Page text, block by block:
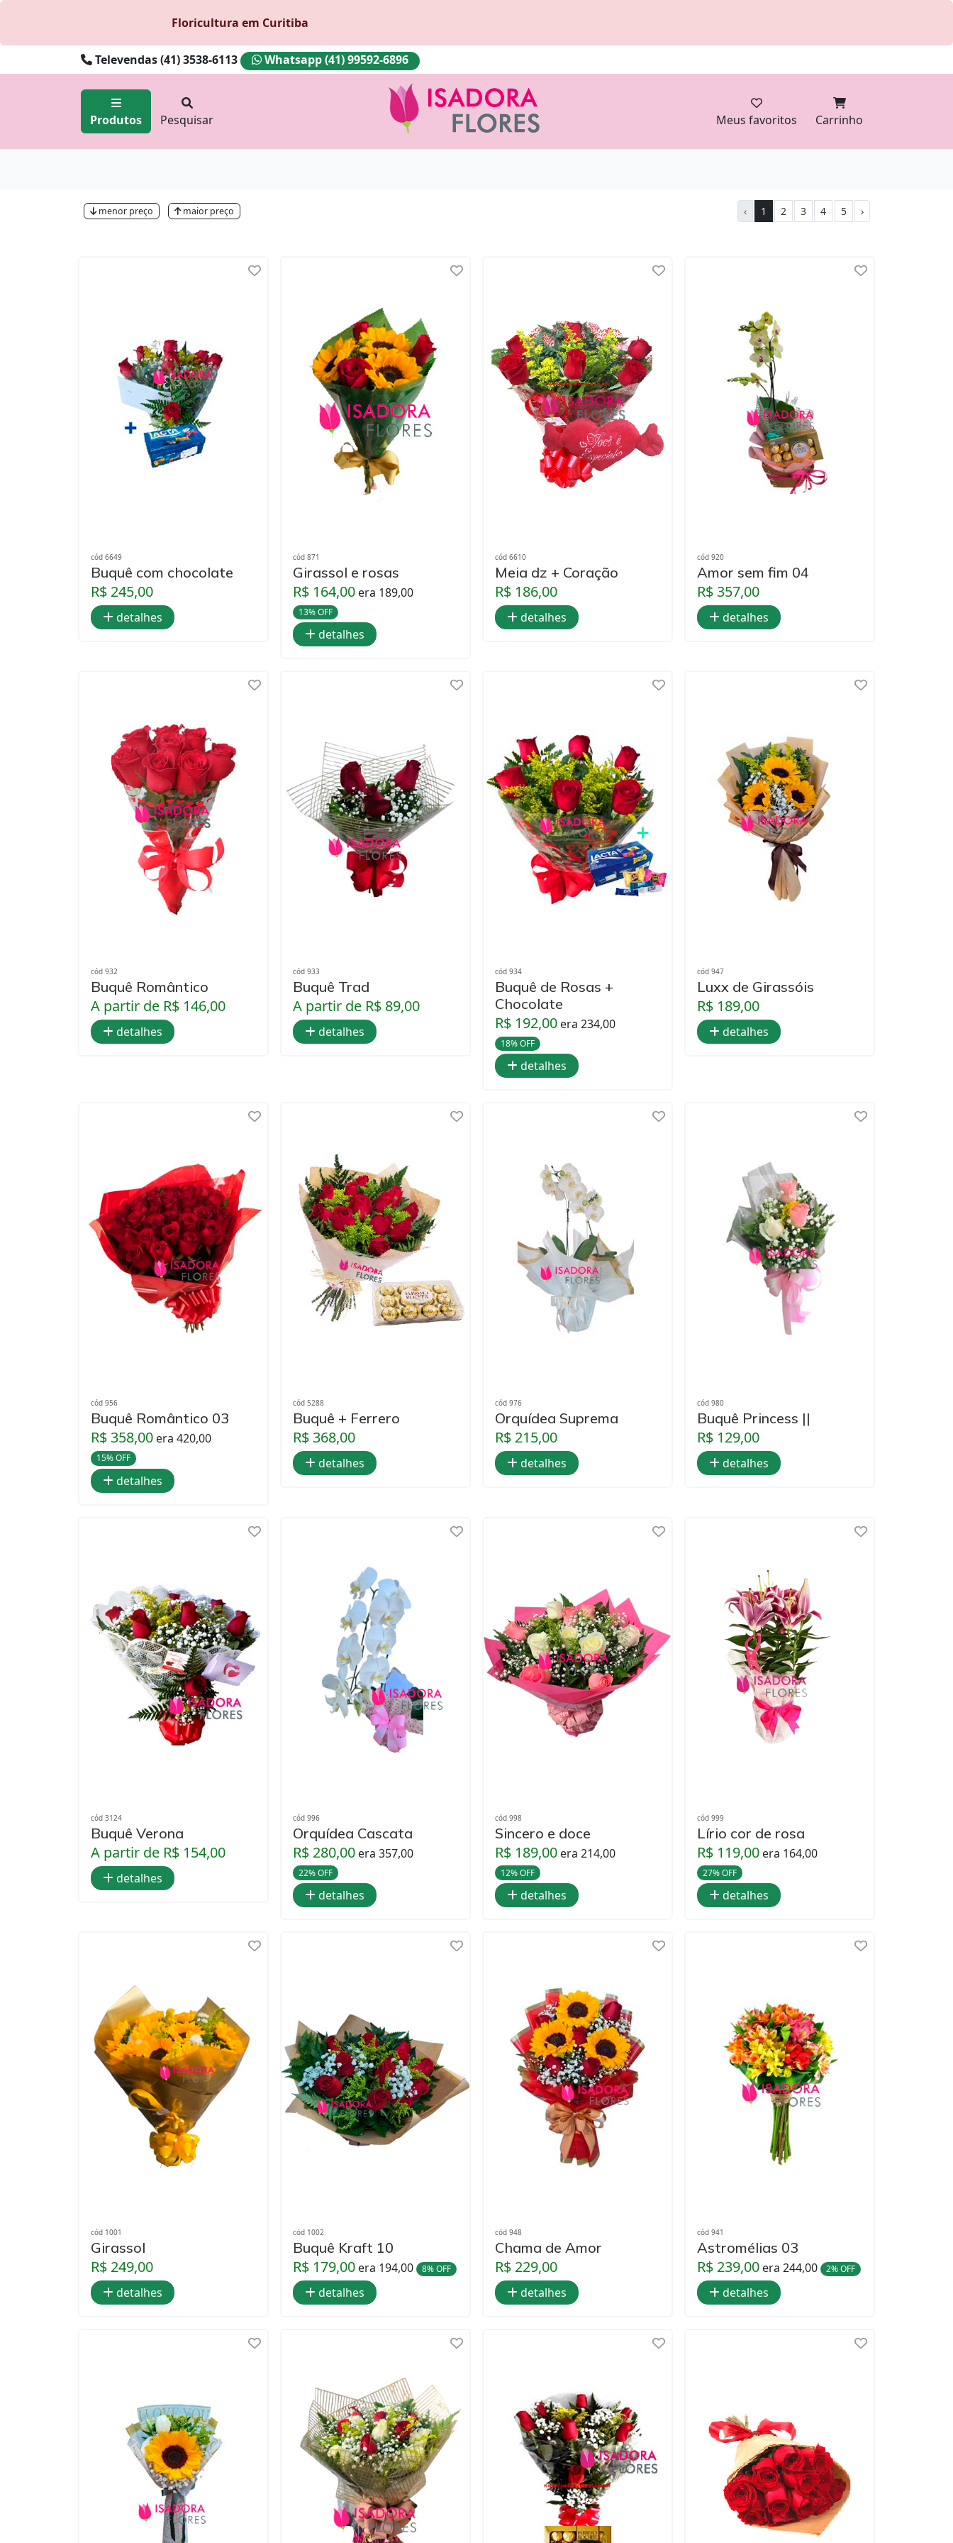
Floricultura em Curitiba
Televendas (41) 3538-6113 Whatsapp (41) 99592-6896
Produtos Pesquisar Meus favoritos Carrinho
menor preço maior preço ‹ 1 2 3 4 5 ›
cód 6649
Buquê com chocolate
R$ 245,00
detalhes
cód 871
Girassol e rosas
R$ 164,00 era 189,00
13% OFF
detalhes
cód 6610
Meia dz + Coração
R$ 186,00
detalhes
cód 920
Amor sem fim 04
R$ 357,00
detalhes
cód 932
Buquê Romântico
A partir de R$ 146,00
detalhes
cód 933
Buquê Trad
A partir de R$ 89,00
detalhes
cód 934
Buquê de Rosas +
Chocolate
R$ 192,00 era 234,00
18% OFF
detalhes
cód 947
Luxx de Girassóis
R$ 189,00
detalhes
cód 956
Buquê Romântico 03
R$ 358,00 era 420,00
15% OFF
detalhes
cód 5288
Buquê + Ferrero
R$ 368,00
detalhes
cód 976
Orquídea Suprema
R$ 215,00
detalhes
cód 980
Buquê Princess ||
R$ 129,00
detalhes
cód 3124
Buquê Verona
A partir de R$ 154,00
detalhes
cód 996
Orquídea Cascata
R$ 280,00 era 357,00
22% OFF
detalhes
cód 998
Sincero e doce
R$ 189,00 era 214,00
12% OFF
detalhes
cód 999
Lírio cor de rosa
R$ 119,00 era 164,00
27% OFF
detalhes
cód 1001
Girassol
R$ 249,00
detalhes
cód 1002
Buquê Kraft 10
R$ 179,00 era 194,00 8% OFF
detalhes
cód 948
Chama de Amor
R$ 229,00
detalhes
cód 941
Astromélias 03
R$ 239,00 era 244,00 2% OFF
detalhes